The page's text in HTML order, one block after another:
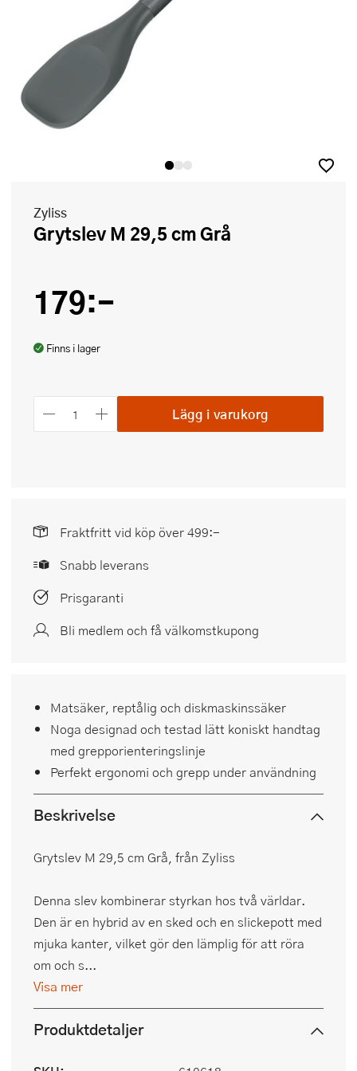
Zyliss
Grytslev M 29,5 cm Grå
179:-
Finns i lager
Lägg i varukorg
Fraktfritt vid köp över 499:-
Snabb leverans
Prisgaranti
Bli medlem och få välkomstkupong
Matsäker, reptålig och diskmaskinssäker
Noga designad och testad lätt koniskt handtag
med grepporienteringslinje
Perfekt ergonomi och grepp under användning
Beskrivelse
Grytslev M 29,5 cm Grå, från Zyliss
Denna slev kombinerar styrkan hos två världar.
Den är en hybrid av en sked och en slickepott med
mjuka kanter, vilket gör den lämplig för att röra
om och s...
Visa mer
Produktdetaljer